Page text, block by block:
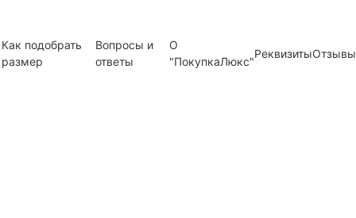
Как подобрать
размер
Вопросы и
ответы
О
"ПокупкаЛюкс"
РеквизитыОтзывы